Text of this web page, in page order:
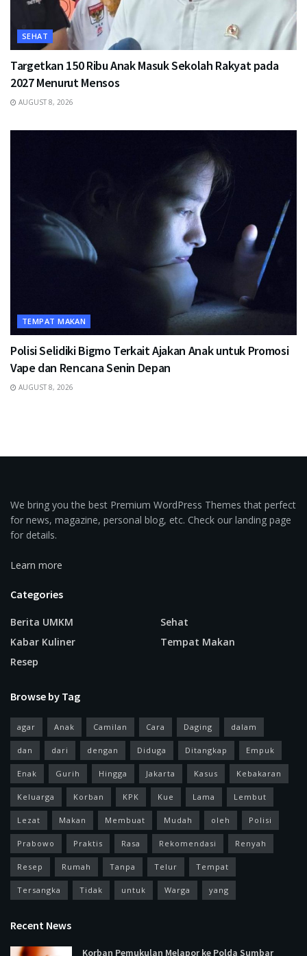
SEHAT
Targetkan 150 Ribu Anak Masuk Sekolah Rakyat pada
2027 Menurut Mensos
AUGUST 8, 2026
TEMPAT MAKAN
Polisi Selidiki Bigmo Terkait Ajakan Anak untuk Promosi
Vape dan Rencana Senin Depan
AUGUST 8, 2026
We bring you the best Premium WordPress Themes that perfect
for news, magazine, personal blog, etc. Check our landing page
for details.
Learn more
Categories
Berita UMKM
Kabar Kuliner
Resep
Sehat
Tempat Makan
Browse by Tag
agar Anak Camilan Cara Daging dalam
dan dari dengan Diduga Ditangkap Empuk
Enak Gurih Hingga Jakarta Kasus Kebakaran
Keluarga Korban KPK Kue Lama Lembut
Lezat Makan Membuat Mudah oleh Polisi
Prabowo Praktis Rasa Rekomendasi Renyah
Resep Rumah Tanpa Telur Tempat
Tersangka Tidak untuk Warga yang
Recent News
Korban Pemukulan Melapor ke Polda Sumbar